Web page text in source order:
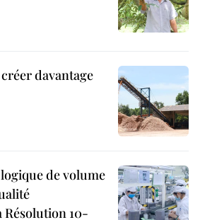
davantage
de volume
10-